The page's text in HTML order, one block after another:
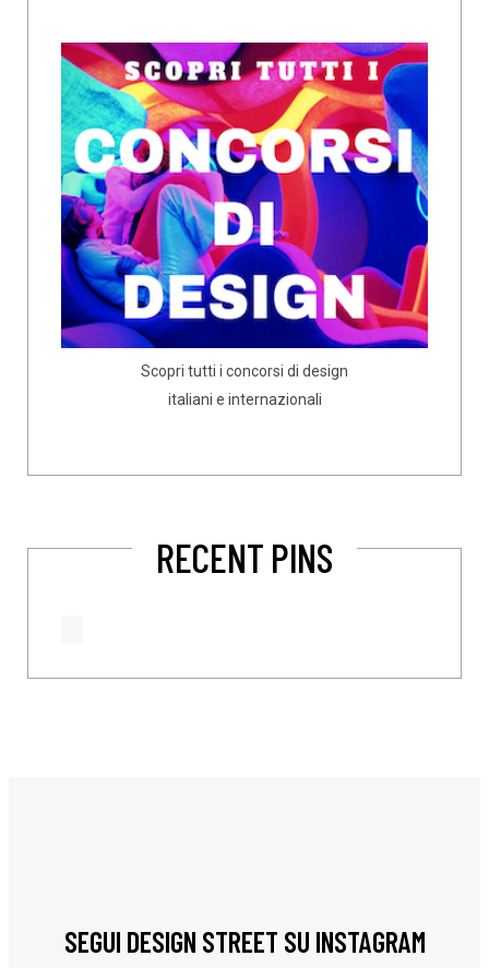
Scopri tutti i concorsi di design
italiani e internazionali
RECENT PINS
SEGUI DESIGN STREET SU INSTAGRAM